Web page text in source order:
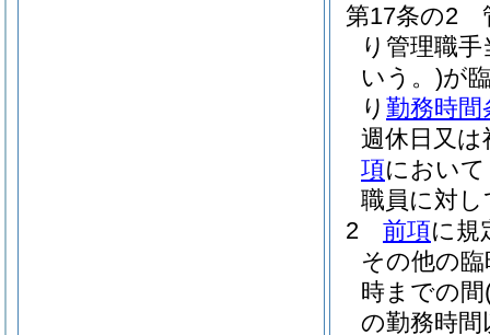
第17条の2
り管理職
いう。)が
り 勤務時間
週休日又
項におい
職員に対
2
前項に規
その他の
時までの間
の勤務時